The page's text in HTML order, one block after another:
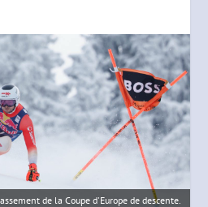
de la Coupe d'Europe de descente.